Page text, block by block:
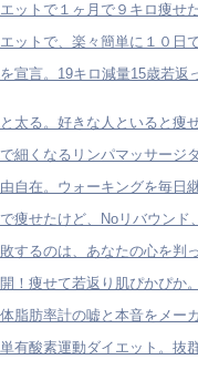
ットで１ヶ月で９キロ痩せ
ットで、楽々簡単に１０日
宣言。19キロ減量15歳若返
太る。好きな人といると痩
細くなるリンパマッサージ
自在。ウォーキングを毎日
痩せたけど、Noリバウンド
するのは、あなたの心を判
！痩せて若返り肌ぴかぴか
脂肪率計の嘘と本音をメー
有酸素運動ダイエット。抜